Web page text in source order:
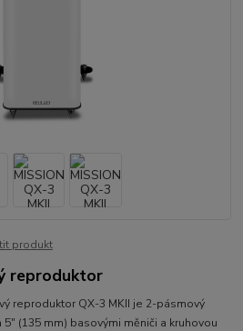
produkt
reproduktor
reproduktor QX-3 MKII je 2-pásmový
(135 mm) basovými měniči a kruhovou